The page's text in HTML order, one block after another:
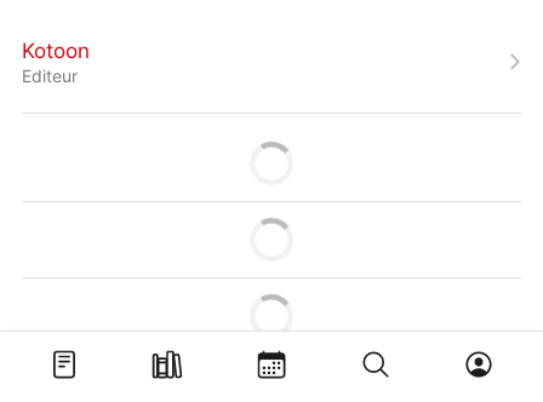
Kotoon
Editeur